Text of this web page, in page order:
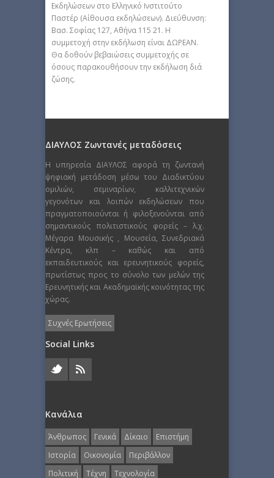
Εκδηλώσεων στο Ελληνικό Ινστιτούτο
Παστέρ (Αίθουσα εκδηλώσεων). Διεύθυνση:
Βασ. Σοφίας 127, Αθήνα 115 21. Η
συμμετοχή στην εκδήλωση είναι ΔΩΡΕΑΝ.
Θα δοθούν βεβαιώσεις συμμετοχής σε
όσους παρακουθήσουν την εκδήλωση διά
ζώσης.
ΔΙΑΥΛΟΣ Ζωντανές μεταδόσεις
Η υπηρεσία ΔΙΑΥΛΟΣ αφορά τη ζωντανή
ψηφιακή μετάδοση μέσω του Διαδικτύου
ομιλιών, σεμιναρίων, καλλιτεχνικών
γεγονότων και λοιπών εκδηλώσεων που
πραγματοποιούνται ή φιλοξενούνται από
σημαντικούς πολιτιστικούς φορείς – λ.χ.
Μέγαρα Μουσικής , Μουσεία, Συνεδριακά
Κέντρα, κλπ – καθώς και από
εκπαιδευτικούς και ερευνητικούς φορείς,
πρωτίστως προς το σύνολο των μελών της
Ερευνητικής και Ακαδημαϊκής κοινότητας της
χώρας.
Συχνές Ερωτήσεις
Social Links
Κανάλια
Άνθρωπος Γενικά Δίκαιο
Επιστήμη
Ιστορία
Οικονομία
Περιβάλλον
Πολιτική
Τέχνη Τεχνολογία